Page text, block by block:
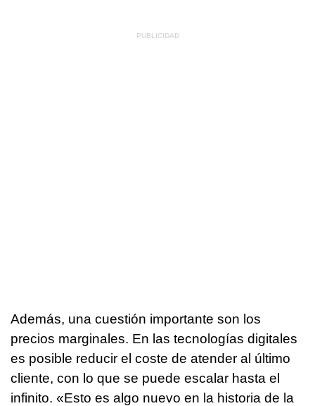
Además, una cuestión importante son los
precios marginales. En las tecnologías digitales
es posible reducir el coste de atender al último
cliente, con lo que se puede escalar hasta el
infinito. «Esto es algo nuevo en la historia de la